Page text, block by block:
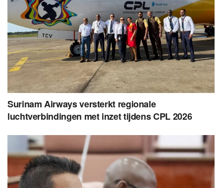
Surinam Airways versterkt regionale
luchtverbindingen met inzet tijdens CPL 2026